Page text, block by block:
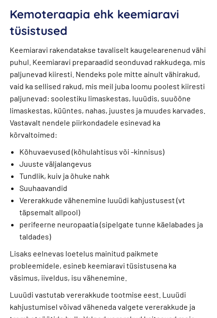
Kemoteraapia ehk keemiaravi
tüsistused
Keemiaravi rakendatakse tavaliselt kaugelearenenud vähi
puhul. Keemiaravi preparaadid seonduvad rakkudega, mis
paljunevad kiiresti. Nendeks pole mitte ainult vähirakud,
vaid ka sellised rakud, mis meil juba loomu poolest kiiresti
paljunevad: soolestiku limaskestas, luuüdis, suuõõne
limaskestas, küüntes, nahas, juustes ja muudes karvades.
Vastavalt nendele piirkondadele esinevad ka
kõrvaltoimed:
Kõhuvaevused (kõhulahtisus või -kinnisus)
Juuste väljalangevus
Tundlik, kuiv ja õhuke nahk
Suuhaavandid
Vererakkude vähenemine luuüdi kahjustusest (vt
täpsemalt allpool)
perifeerne neuropaatia (sipelgate tunne käelabades ja
taldades)
Lisaks eelnevas loetelus mainitud paikmete
probleemidele, esineb keemiaravi tüsistusena ka
väsimus, iiveldus, isu vähenemine.
Luuüdi vastutab vererakkude tootmise eest. Luuüdi
kahjustumisel võivad väheneda valgete vererakkude ja